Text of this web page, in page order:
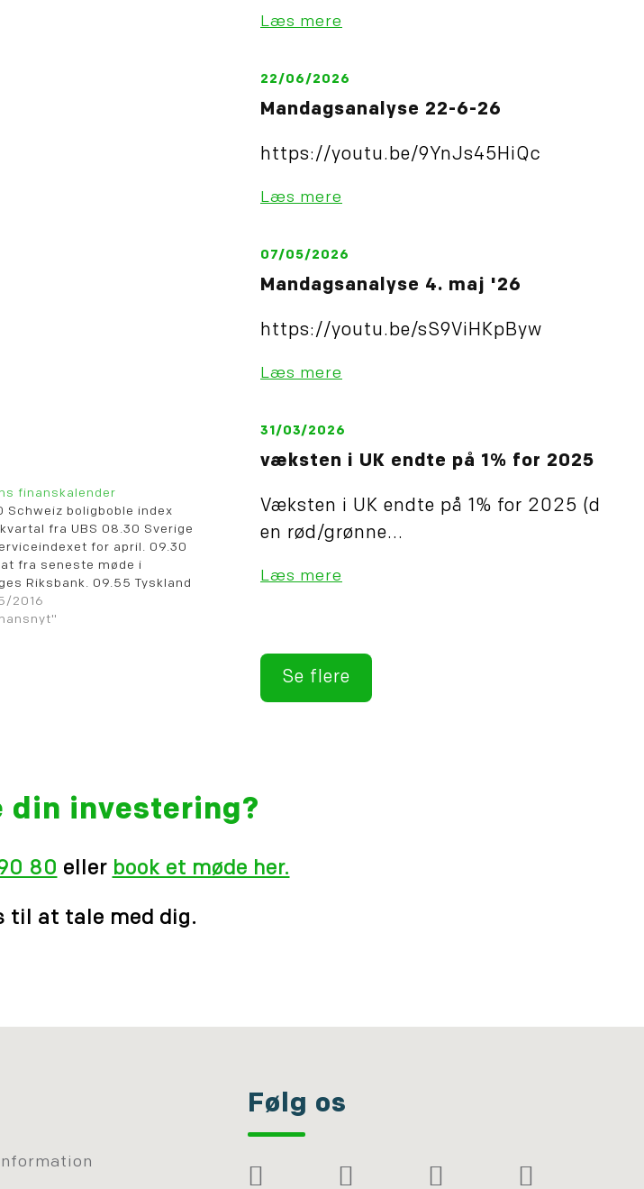
finanskalender
Schweiz boligboble index
fra UBS 08.30 Sverige
for april. 09.30
fra seneste møde i
Riksbank. 09.55 Tyskland
og samlet index for
tal). 10.00 Eurozone
2016
Læs mere
22/06/2026
Mandagsanalyse 22-6-26
https://youtu.be/9YnJs45HiQc
Læs mere
07/05/2026
Mandagsanalyse 4. maj '26
https://youtu.be/sS9ViHKpByw
Læs mere
31/03/2026
væksten i UK endte på 1% for 2025
Væksten i UK endte på 1% for 2025 (d
en rød/grønne...
Læs mere
Se flere
din investering?
80 eller book et møde her.
til at tale med dig.
Følg os